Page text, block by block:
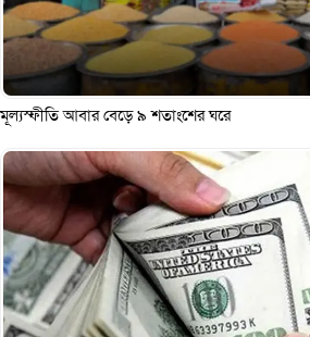
মূল্যস্ফীতি আবার বেড়ে ৯ শতাংশের ঘরে